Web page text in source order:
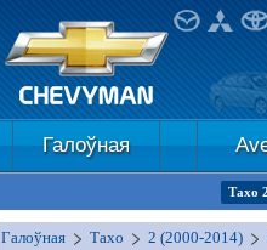
Галоўная
Тахо
Галоўная Тахо 2 (2000-2014)